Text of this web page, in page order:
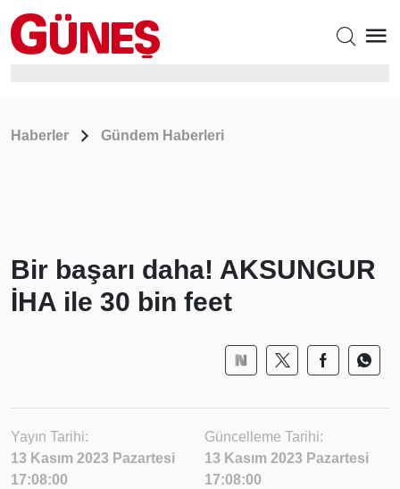
Haberler Gündem Haberleri
Bir başarı daha! AKSUNGUR
İHA ile 30 bin feet
Yayın Tarihi:
13 Kasım 2023 Pazartesi
17:08:00
Güncelleme Tarihi:
13 Kasım 2023 Pazartesi
17:08:00